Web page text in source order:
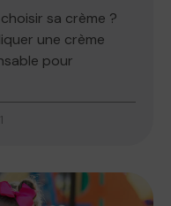
sa crème ?
une crème
pour